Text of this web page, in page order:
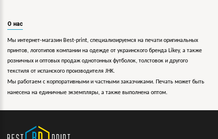
О нас
Мы интернет-магазин Best-print, специализируемся на печати оригинальных
принтов, логотипов компании на одежде от украинского бренда Likey, а также
розничных и оптовых продаж однотонных футболок, толстовок и другого
текстиля от испанского производителя JHK.
Мы работаем с корпоративными и частными заказчиками. Печать может быть
нанесена на единичные экземпляры, а также выполнена оптом.